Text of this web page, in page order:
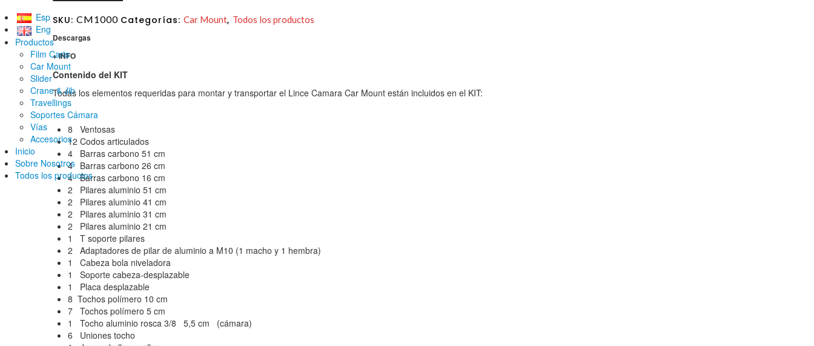
Esp
Eng
Productos
Film Carts
Car Mount
Slider
Crane & Jib
Travellings
Soportes Cámara
Vías
Accesorios
Inicio
Sobre Nosotros
Todos los productos
SKU: CM1000 Categorías: Car Mount, Todos los productos
Descargas
+ INFO
Contenido del KIT
Todas los elementos requeridas para montar y transportar el Lince Camara Car Mount están incluidos en el KIT:
8 Ventosas
12 Codos articulados
4 Barras carbono 51 cm
4 Barras carbono 26 cm
4 Barras carbono 16 cm
2 Pilares aluminio 51 cm
2 Pilares aluminio 41 cm
2 Pilares aluminio 31 cm
2 Pilares aluminio 21 cm
1 T soporte pilares
2 Adaptadores de pilar de aluminio a M10 (1 macho y 1 hembra)
1 Cabeza bola niveladora
1 Soporte cabeza-desplazable
1 Placa desplazable
8 Tochos polímero 10 cm
7 Tochos polímero 5 cm
1 Tocho aluminio rosca 3/8 5,5 cm (cámara)
6 Uniones tocho